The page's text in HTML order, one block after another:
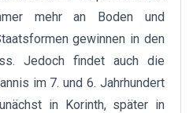
mehr an Boden und
gewinnen in den
Jedoch findet auch die
im 7. und 6. Jahrhundert
in Korinth, später in